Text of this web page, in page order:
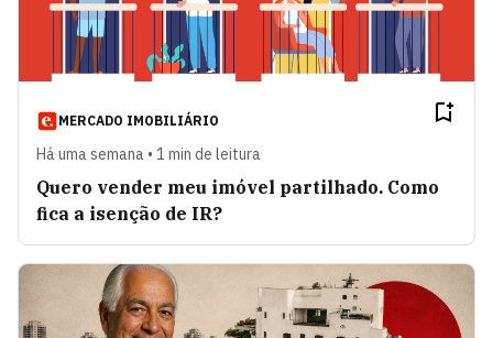
MERCADO IMOBILIÁRIO
Há uma semana • 1 min de leitura
Quero vender meu imóvel partilhado. Como
fica a isenção de IR?